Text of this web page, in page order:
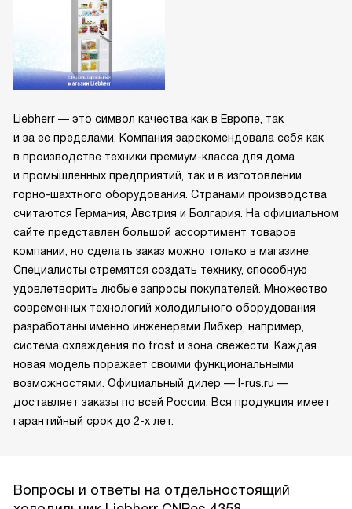
Liebherr — это символ качества как в Европе, так
и за ее пределами. Компания зарекомендовала себя как
в производстве техники премиум-класса для дома
и промышленных предприятий, так и в изготовлении
горно-шахтного оборудования. Странами производства
считаются Германия, Австрия и Болгария. На официальном
сайте представлен большой ассортимент товаров
компании, но сделать заказ можно только в магазине.
Специалисты стремятся создать технику, способную
удовлетворить любые запросы покупателей. Множество
современных технологий холодильного оборудования
разработаны именно инженерами Либхер, например,
система охлаждения no frost и зона свежести. Каждая
новая модель поражает своими функциональными
возможностями. Официальный дилер — l-rus.ru —
доставляет заказы по всей России. Вся продукция имеет
гарантийный срок до 2-х лет.
Вопросы и ответы на отдельностоящий